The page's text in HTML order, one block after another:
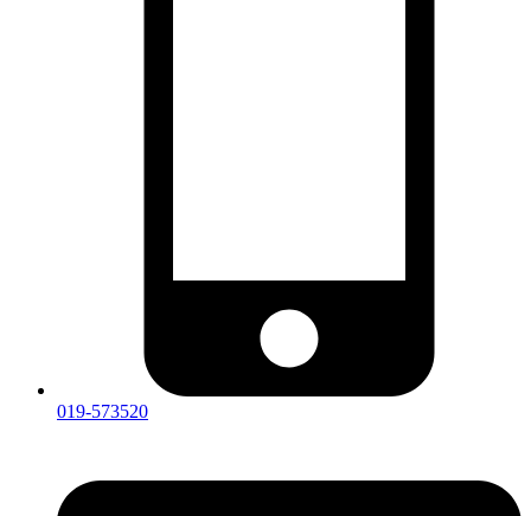
019-573520